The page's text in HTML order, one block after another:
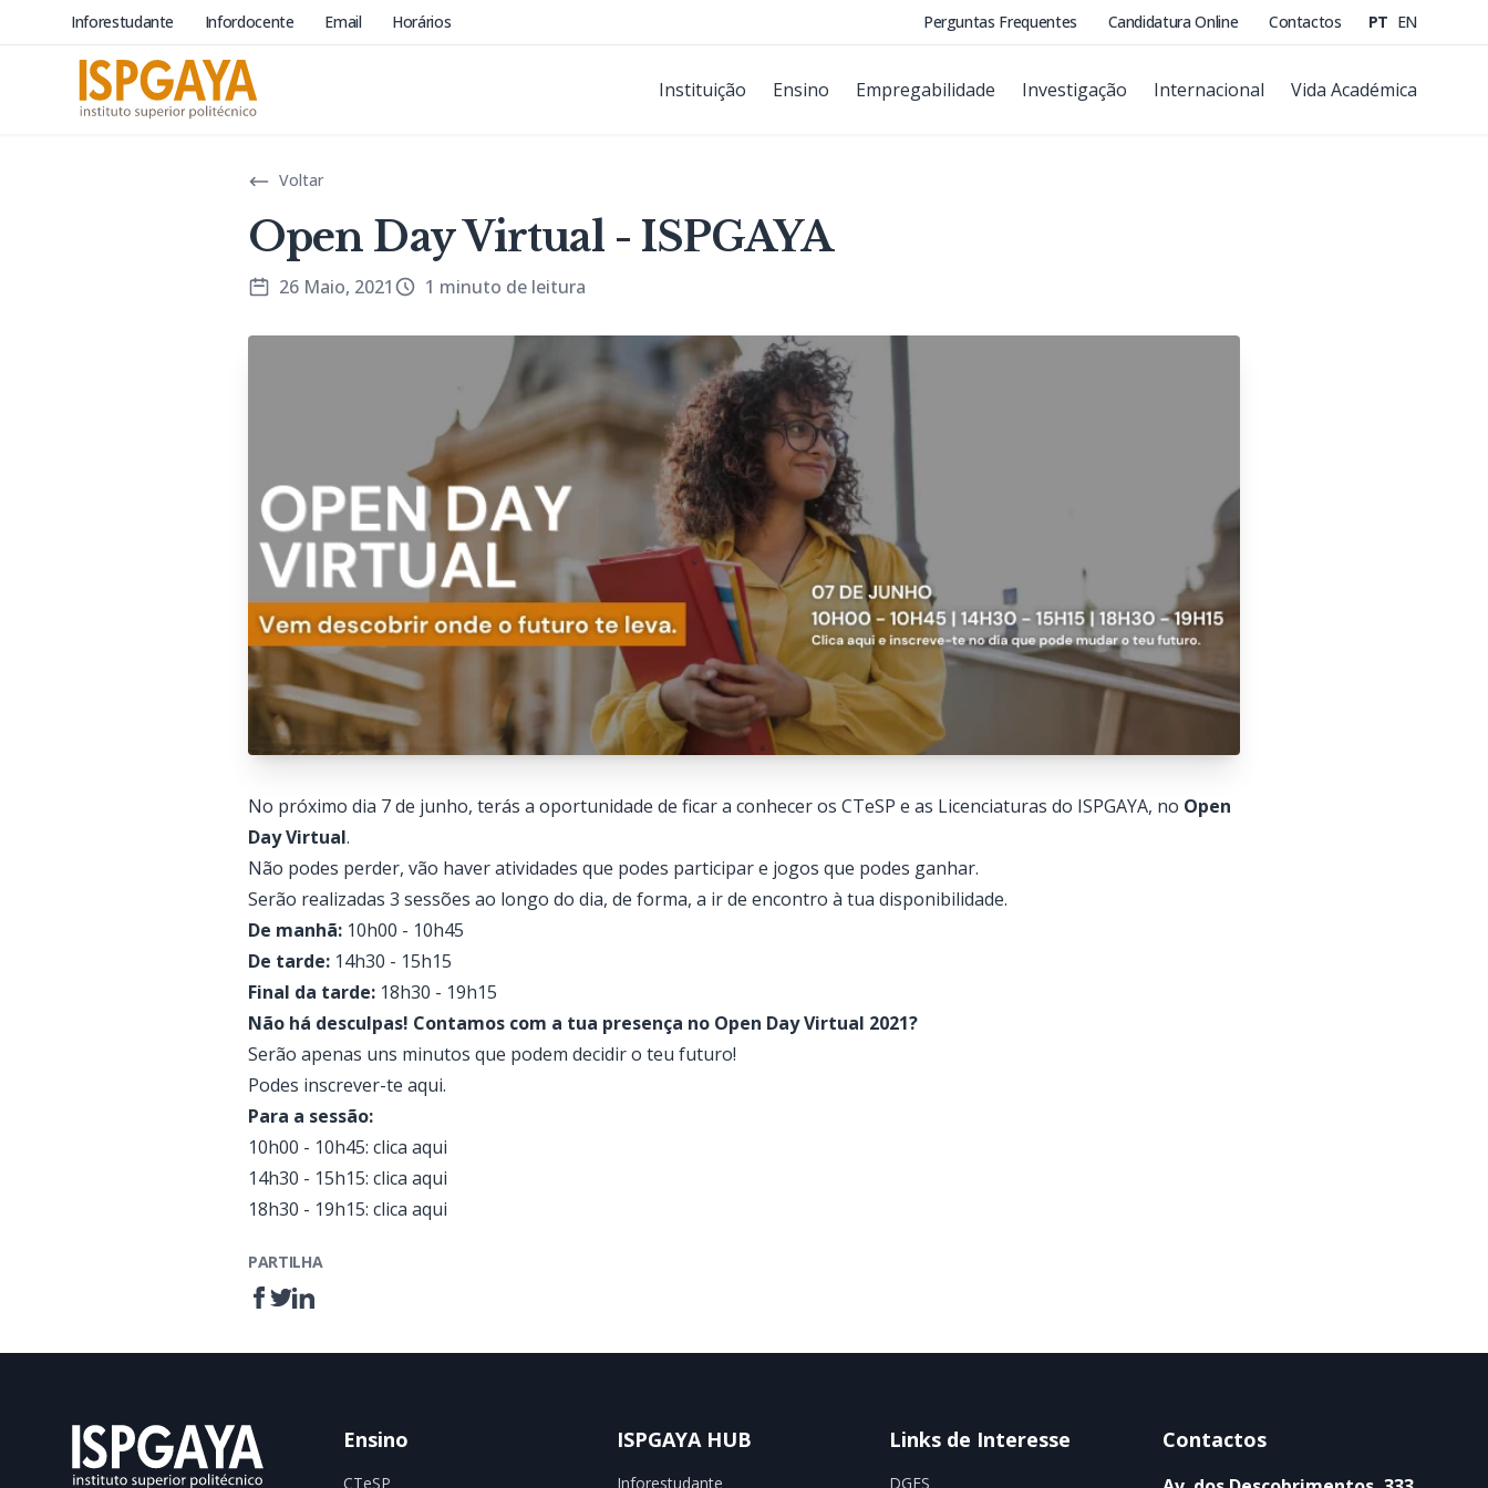
Inforestudante Infordocente Email Horários Perguntas Frequentes Candidatura Online Contactos PT EN
Instituição Ensino Empregabilidade Investigação Internacional Vida Académica
Voltar
Open Day Virtual - ISPGAYA
26 Maio, 2021 1 minuto de leitura
No próximo dia 7 de junho, terás a oportunidade de ficar a conhecer os CTeSP e as Licenciaturas do ISPGAYA, no Open
Day Virtual.
Não podes perder, vão haver atividades que podes participar e jogos que podes ganhar.
Serão realizadas 3 sessões ao longo do dia, de forma, a ir de encontro à tua disponibilidade.
De manhã: 10h00 - 10h45
De tarde: 14h30 - 15h15
Final da tarde: 18h30 - 19h15
Não há desculpas! Contamos com a tua presença no Open Day Virtual 2021?
Serão apenas uns minutos que podem decidir o teu futuro!
Podes inscrever-te aqui.
Para a sessão:
10h00 - 10h45: clica aqui
14h30 - 15h15: clica aqui
18h30 - 19h15: clica aqui
PARTILHA
Ensino
CTeSP
ISPGAYA HUB
Inforestudante
Links de Interesse
DGES
Contactos